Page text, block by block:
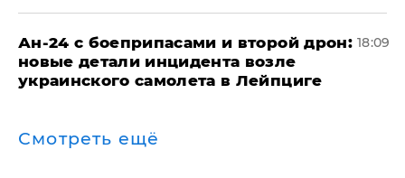
Ан-24 с боеприпасами и второй дрон:
новые детали инцидента возле
украинского самолета в Лейпциге
18:09
Смотреть ещё